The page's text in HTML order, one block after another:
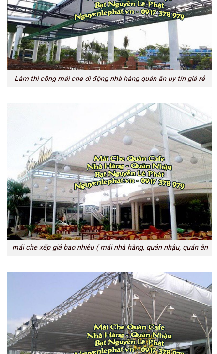
Làm thi công mái che di động nhà hàng quán ăn uy tín giá rẻ
mái che xếp giá bao nhiêu ( mái nhà hàng, quán nhậu, quán ăn